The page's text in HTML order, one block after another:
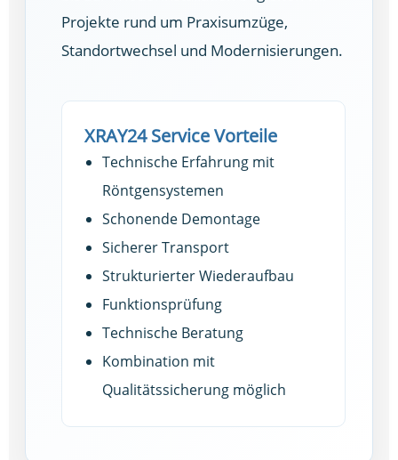
Projekte rund um Praxisumzüge,
Standortwechsel und Modernisierungen.
XRAY24 Service Vorteile
Technische Erfahrung mit
Röntgensystemen
Schonende Demontage
Sicherer Transport
Strukturierter Wiederaufbau
Funktionsprüfung
Technische Beratung
Kombination mit
Qualitätssicherung möglich